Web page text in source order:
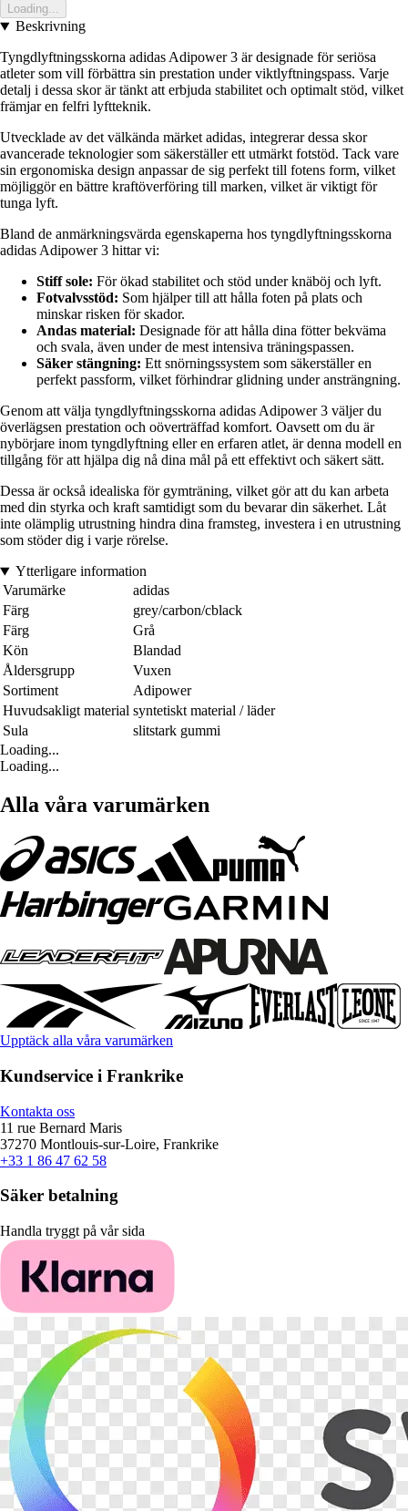
Loading...
Beskrivning
Tyngdlyftningsskorna adidas Adipower 3 är designade för seriösa
atleter som vill förbättra sin prestation under viktlyftningspass. Varje
detalj i dessa skor är tänkt att erbjuda stabilitet och optimalt stöd, vilket
främjar en felfri lyftteknik.
Utvecklade av det välkända märket adidas, integrerar dessa skor
avancerade teknologier som säkerställer ett utmärkt fotstöd. Tack vare
sin ergonomiska design anpassar de sig perfekt till fotens form, vilket
möjliggör en bättre kraftöverföring till marken, vilket är viktigt för
tunga lyft.
Bland de anmärkningsvärda egenskaperna hos tyngdlyftningsskorna
adidas Adipower 3 hittar vi:
Stiff sole: För ökad stabilitet och stöd under knäböj och lyft.
Fotvalvsstöd: Som hjälper till att hålla foten på plats och
minskar risken för skador.
Andas material: Designade för att hålla dina fötter bekväma
och svala, även under de mest intensiva träningspassen.
Säker stängning: Ett snörningssystem som säkerställer en
perfekt passform, vilket förhindrar glidning under ansträngning.
Genom att välja tyngdlyftningsskorna adidas Adipower 3 väljer du
överlägsen prestation och oöverträffad komfort. Oavsett om du är
nybörjare inom tyngdlyftning eller en erfaren atlet, är denna modell en
tillgång för att hjälpa dig nå dina mål på ett effektivt och säkert sätt.
Dessa är också idealiska för gymträning, vilket gör att du kan arbeta
med din styrka och kraft samtidigt som du bevarar din säkerhet. Låt
inte olämplig utrustning hindra dina framsteg, investera i en utrustning
som stöder dig i varje rörelse.
Ytterligare information
Varumärke
adidas
Färg
grey/carbon/cblack
Färg
Grå
Kön
Blandad
Åldersgrupp
Vuxen
Sortiment
Adipower
Huvudsakligt material syntetiskt material / läder
Sula
slitstark gummi
Loading...
Loading...
Alla våra varumärken
Upptäck alla våra varumärken
Kundservice i Frankrike
Kontakta oss
11 rue Bernard Maris
37270 Montlouis-sur-Loire, Frankrike
+33 1 86 47 62 58
Säker betalning
Handla tryggt på vår sida